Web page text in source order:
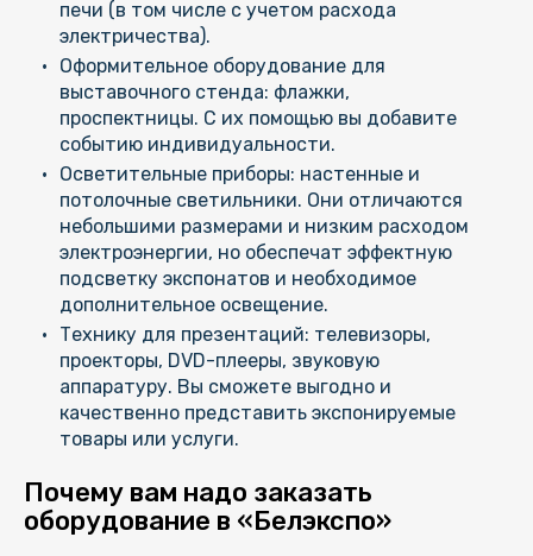
печи (в том числе с учетом расхода
электричества).
Оформительное оборудование для
выставочного стенда: флажки,
проспектницы. С их помощью вы добавите
событию индивидуальности.
Осветительные приборы: настенные и
потолочные светильники. Они отличаются
небольшими размерами и низким расходом
электроэнергии, но обеспечат эффектную
подсветку экспонатов и необходимое
дополнительное освещение.
Технику для презентаций: телевизоры,
проекторы, DVD-плееры, звуковую
аппаратуру. Вы сможете выгодно и
качественно представить экспонируемые
товары или услуги.
Почему вам надо заказать
оборудование в «Белэкспо»